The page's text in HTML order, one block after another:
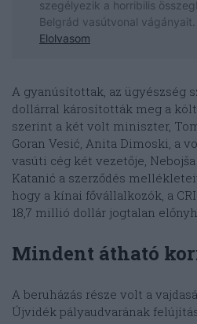
A gyanúsítottak, az ügyészség
dollárral károsították meg a
szerint a két volt miniszter,
Goran Vesić, Anita Dimoski, a
vasúti cég két vezetője,
Katanić a szerződés
hogy a kínai fővállalkozók, a
18,7 millió dollár jogtalan
Mindent átható
A beruházás része volt a
Újvidék pályaudvarának